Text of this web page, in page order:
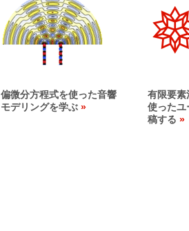
偏微分方程式を使った音響
モデリングを学ぶ
有限要素
使ったユ
稿する